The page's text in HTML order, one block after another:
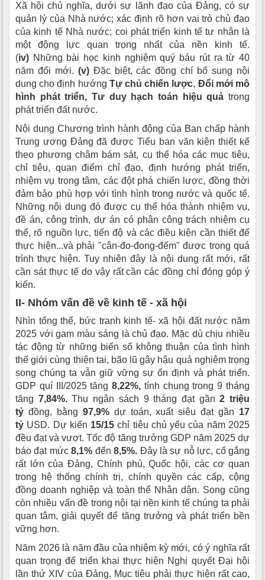
Xã hội chủ nghĩa, dưới sự lãnh đạo của Đảng, có sự
quản lý của Nhà nước; xác định rõ hơn vai trò chủ đạo
của kinh tế Nhà nước; coi phát triển kinh tế tư nhân là
một động lực quan trọng nhất của nền kinh tế.
(iv) Những bài học kinh nghiệm quý báu rút ra từ 40
năm đổi mới. (v)Đặc biệt, các đồng chí bổ sung nội
dung cho định hướng Tự chủ chiến lược, Đổi mới mô
hình phát triển, Tư duy hạch toán hiệu quả trong
phát triển đất nước.
Nội dung Chương trình hành động của Ban chấp hành
Trung ương Đảng đã được Tiểu ban văn kiện thiết kế
theo phương châm bám sát, cụ thể hóa các mục tiêu,
chỉ tiêu, quan điểm chỉ đạo, định hướng phát triển,
nhiệm vụ trọng tâm, các đột phá chiến lược, đồng thời
đảm bảo phù hợp với tình hình trong nước và quốc tế.
Những nội dung đó được cụ thể hóa thành nhiệm vụ,
đề án, công trình, dự án có phân công trách nhiệm cụ
thể, rõ nguồn lực, tiến độ và các điều kiện cần thiết để
thực hiện...và phải "cân-đo-đong-đếm" được trong quá
trình thực hiện. Tuy nhiên đây là nội dung rất mới, rất
cần sát thực tế do vậy rất cần các đồng chí đóng góp ý
kiến.
II- Nhóm vấn đề về kinh tế - xã hội
Nhìn tổng thể, bức tranh kinh tế- xã hội đất nước năm
2025 với gam màu sáng là chủ đạo. Mặc dù chịu nhiều
tác động từ những biến số không thuận của tình hình
thế giới cùng thiên tai, bão lũ gây hậu quả nghiêm trọng
song chúng ta vẫn giữ vững sự ổn định và phát triển.
GDP quí III/2025 tăng8,22%, tính chung trong 9 tháng
tăng 7,84%.Thu ngân sách 9 tháng đạt gần2 triệu
tỷ đồng, bằng 97,9%dự toán, xuất siêu đạt gần 17
tỷ USD. Dự kiến 15/15 chỉ tiêu chủ yếu của năm 2025
đều đạt và vượt. Tốc độ tăng trưởng GDP năm 2025 dự
báo đạt mức8,1% đến8,5%. Đây là sự nỗ lực, cố gắng
rất lớn của Đảng, Chính phủ, Quốc hội, các cơ quan
trong hệ thống chính trị, chính quyền các cấp, cộng
đồng doanh nghiệp và toàn thể Nhân dân. Song cũng
còn nhiều vấn đề trong nội tại nền kinh tế chúng ta phải
quan tâm, giải quyết để tăng trưởng và phát triển bền
vững hơn.
Năm 2026 là năm đầu của nhiệm kỳ mới, có ý nghĩa rất
quan trọng để triển khai thực hiện Nghị quyết Đại hội
lần thứ XIV của Đảng. Mục tiêu phải thực hiện rất cao,